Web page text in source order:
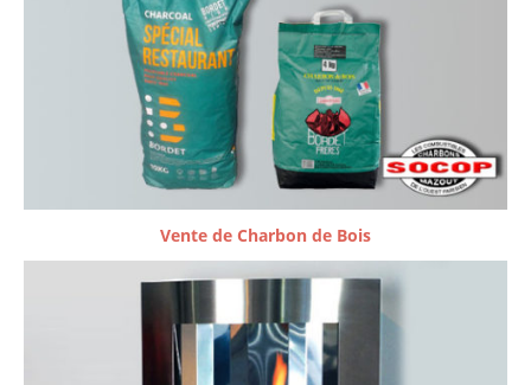
Vente de Charbon de Bois